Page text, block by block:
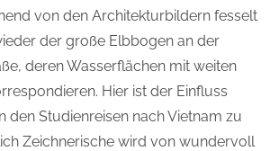
von den Architekturbildern fesselt
der große Elbbogen an der
deren Wasserflächen mit weiten
Hier ist der Einfluss
den Studienreisen nach Vietnam zu
Zeichnerische wird von wundervoll